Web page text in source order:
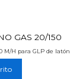
GAS 20/150
M/H para GLP de latón